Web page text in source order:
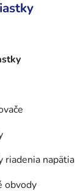
riadenia napätia
obvody